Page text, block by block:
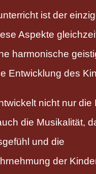
ist der
Aspekte
harmonische
Entwicklung des
nicht nur die
die Musikalität,
und die
der